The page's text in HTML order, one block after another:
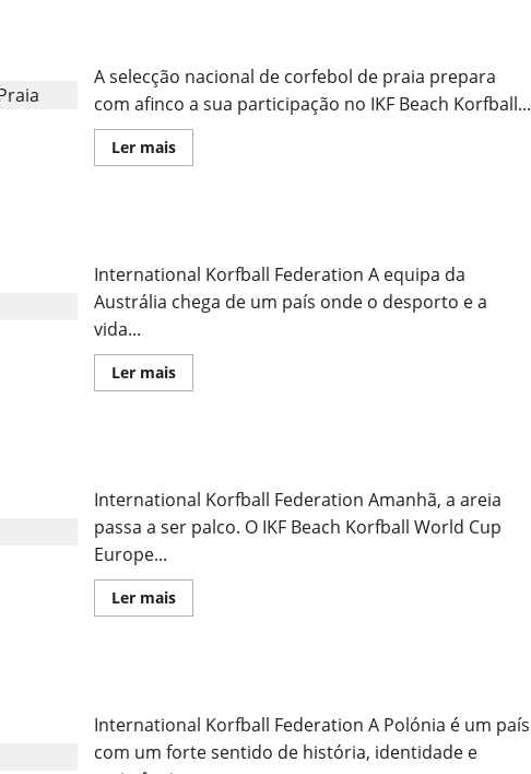
A selecção nacional de corfebol de praia prepara
com afinco a sua participação no IKF Beach Korfball...
Ler maisLeia
mais
de
Praia
International Korfball Federation A equipa da
Austrália chega de um país onde o desporto e a
vida...
Ler maisLeia
mais
International Korfball Federation Amanhã, a areia
passa a ser palco. O IKF Beach Korfball World Cup
Europe...
Ler maisLeia
mais
International Korfball Federation A Polónia é um país
com um forte sentido de história, identidade e